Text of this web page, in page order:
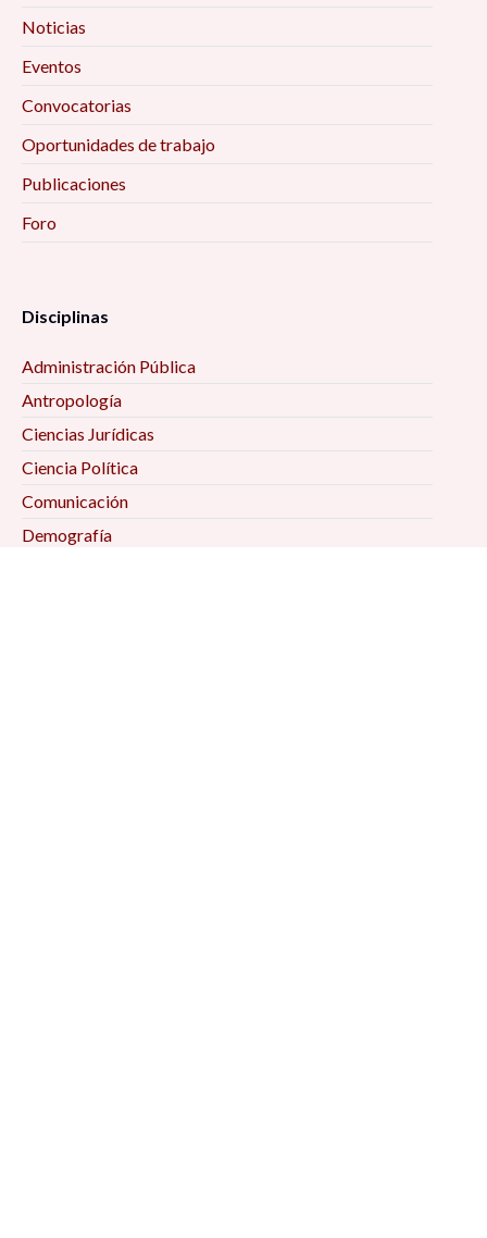
Noticias
Eventos
Convocatorias
Oportunidades de trabajo
Publicaciones
Foro
Disciplinas
Administración Pública
Antropología
Ciencias Jurídicas
Ciencia Política
Comunicación
Demografía